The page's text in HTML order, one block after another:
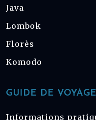
Java
Lombok
Florès
Komodo
GUIDE DE VOYAGE
Informations